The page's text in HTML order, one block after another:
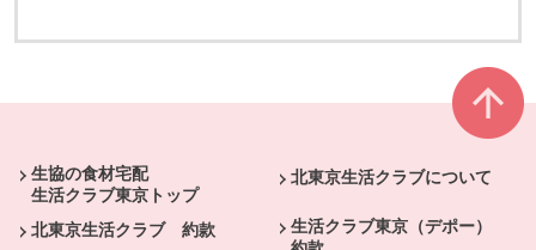
生協の食材宅配
生活クラブ東京トップ
北東京生活クラブについて
北東京生活クラブ 約款
生活クラブ東京（デポー）